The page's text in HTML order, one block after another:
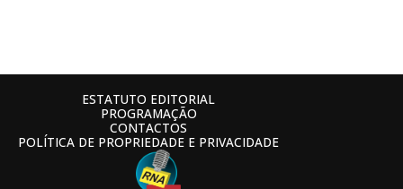
ESTATUTO EDITORIAL
PROGRAMAÇÃO
CONTACTOS
POLÍTICA DE PROPRIEDADE E PRIVACIDADE